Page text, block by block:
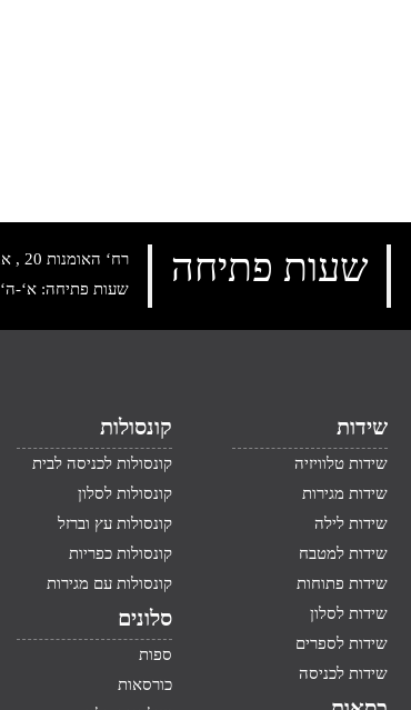
רח‘ האומנות 20 , א.ת חדש נתניה, טלפון:
שעות פתיחה: א‘-ה‘ 10:00-18:00 , שישי: 9:00-14:00
שעות פתיחה
שידות
שידות טלוויזיה
שידות מגירות
שידות לילה
שידות למטבח
שידות פתוחות
שידות לסלון
שידות לספרים
שידות לכניסה
קונסולות
קונסולות לכניסה לבית
קונסולות לסלון
קונסולות עץ וברזל
קונסולות כפריות
קונסולות עם מגירות
סלונים
ספות
כורסאות